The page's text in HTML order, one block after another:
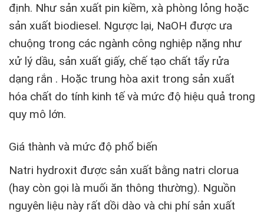
định. Như sản xuất pin kiềm, xà phòng lỏng hoặc
sản xuất biodiesel. Ngược lại, NaOH được ưa
chuộng trong các ngành công nghiệp nặng như
xử lý dầu, sản xuất giấy, chế tạo chất tẩy rửa
dạng rắn . Hoặc trung hòa axit trong sản xuất
hóa chất do tính kinh tế và mức độ hiệu quả trong
quy mô lớn.
Giá thành và mức độ phổ biến
Natri hydroxit được sản xuất bằng natri clorua
(hay còn gọi là muối ăn thông thường). Nguồn
nguyên liệu này rất dồi dào và chi phí sản xuất